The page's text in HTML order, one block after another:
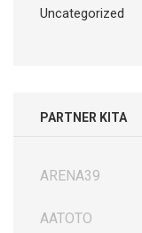
Uncategorized
PARTNER KITA
ARENA39
AATOTO